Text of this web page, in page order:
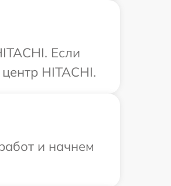
Если
HITACHI.
и начнем